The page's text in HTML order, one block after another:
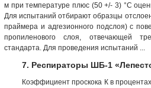
м при температуре плюс (50 +/- 3) °C
Для испытаний отбирают образцы
праймера и адгезионного подслоя) с
пропиленового слоя, отвечающей
стандарта. Для проведения испытаний ...
7. Респираторы ШБ-1
Коэффициент проскока К в